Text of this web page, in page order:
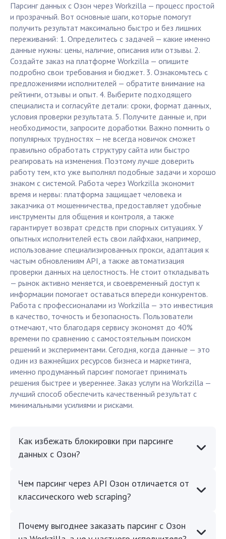
Парсинг данных с Озон через Workzilla — процесс простой
и прозрачный. Вот основные шаги, которые помогут
получить результат максимально быстро и без лишних
переживаний: 1. Определитесь с задачей — какие именно
данные нужны: цены, наличие, описания или отзывы. 2.
Создайте заказ на платформе Workzilla — опишите
подробно свои требования и бюджет. 3. Ознакомьтесь с
предложениями исполнителей — обратите внимание на
рейтинги, отзывы и опыт. 4. Выберите подходящего
специалиста и согласуйте детали: сроки, формат данных,
условия проверки результата. 5. Получите данные и, при
необходимости, запросите доработки. Важно помнить о
популярных трудностях — не всегда новичок сможет
правильно обработать структуру сайта или быстро
реагировать на изменения. Поэтому лучше доверить
работу тем, кто уже выполнял подобные задачи и хорошо
знаком с системой. Работа через Workzilla экономит
время и нервы: платформа защищает человека и
заказчика от мошенничества, предоставляет удобные
инструменты для общения и контроля, а также
гарантирует возврат средств при спорных ситуациях. У
опытных исполнителей есть свои лайфхаки, например,
использование специализированных прокси, адаптация к
частым обновлениям API, а также автоматизация
проверки данных на целостность. Не стоит откладывать
— рынок активно меняется, и своевременный доступ к
информации помогает оставаться впереди конкурентов.
Работа с профессионалами из Workzilla — это инвестиция
в качество, точность и безопасность. Пользователи
отмечают, что благодаря сервису экономят до 40%
времени по сравнению с самостоятельным поиском
решений и экспериментами. Сегодня, когда данные — это
один из важнейших ресурсов бизнеса и маркетинга,
именно продуманный парсинг помогает принимать
решения быстрее и увереннее. Заказ услуги на Workzilla —
лучший способ обеспечить качественный результат с
минимальными усилиями и рисками.
Как избежать блокировки при парсинге
данных с Озон?
Чем парсинг через API Озон отличается от
классического web scraping?
Почему выгоднее заказать парсинг с Озон